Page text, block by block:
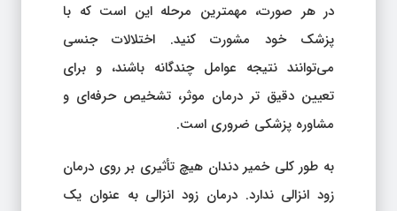
در هر صورت، مهمترین مرحله این است که با
پزشک خود مشورت کنید. اختلالات جنسی
می‌توانند نتیجه عوامل چندگانه باشند، و برای
تعیین دقیق تر درمان موثر، تشخیص حرفه‌ای و
مشاوره پزشکی ضروری است.
به طور کلی خمیر دندان هیچ تأثیری بر روی درمان
زود انزالی ندارد. درمان زود انزالی به عنوان یک